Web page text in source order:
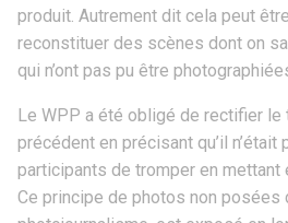
produit. Autrement dit cela peut
reconstituer des scènes dont on
qui n’ont pas pu être
Le WPP a été obligé de rectifier le
précédent en précisant qu’il
participants de tromper en mettant
Ce principe de photos non posées